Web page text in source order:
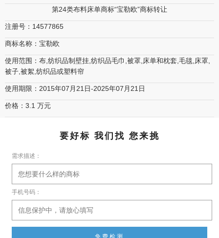
第24类布料床单商标“宝勒欧”商标转让
注册号：14577865
商标名称：宝勒欧
使用范围：布,纺织品制壁挂,纺织品毛巾,被罩,床单和枕套,毛毯,床罩,
被子,被絮,纺织品或塑料帘
使用期限：2015年07月21日-2025年07月21日
价格：3.1 万元
要好标 我们找 您来挑
需求描述：
手机号码：